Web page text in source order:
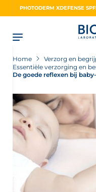
PHOTODERM XDEFENSE
Home
Verzorg en
Essentiële verzorging en
De goede reflexen bij